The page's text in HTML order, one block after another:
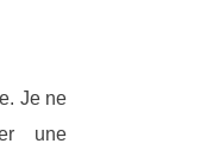
Je ne
une